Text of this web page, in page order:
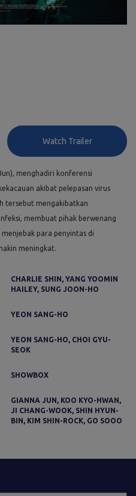
Watch Trailer
menghadiri konferensi
akibat pelepasan virus
tersebut mengakibatkan
membuat pihak berwenang
para penyintas di
meningkat.
CHARLIE SHIN, YANG YOOMIN
HAILEY, SUNG JOON-HO
YEON SANG-HO
YEON SANG-HO, CHOI GYU-
SEOK
SHOWBOX
GIANNA JUN, KOO KYO-HWAN,
JI CHANG-WOOK, SHIN HYUN-
BIN, KIM SHIN-ROCK, GO SOOO